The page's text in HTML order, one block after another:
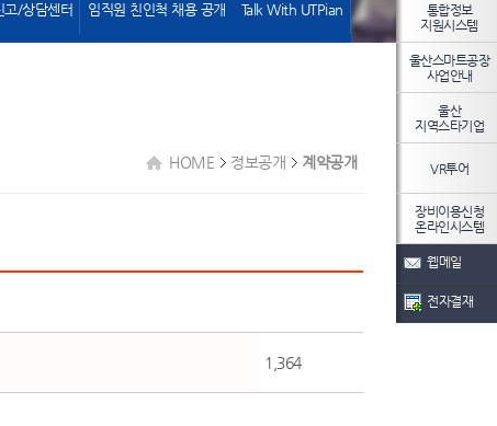
고/상담센터 임직원 친인척 채용 공개 Talk With UTPian
HOME 정보공개 계약공개
1,364
통합정보
지원시스템
울산스마트공장
사업안내
울산
지역스타기업
VR투어
장비이용신청
온라인시스템
웹메일
전자결재